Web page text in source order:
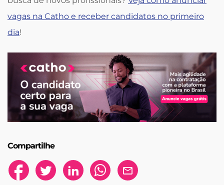
vagas na Catho e receber candidatos no primeiro
dia!
Compartilhe